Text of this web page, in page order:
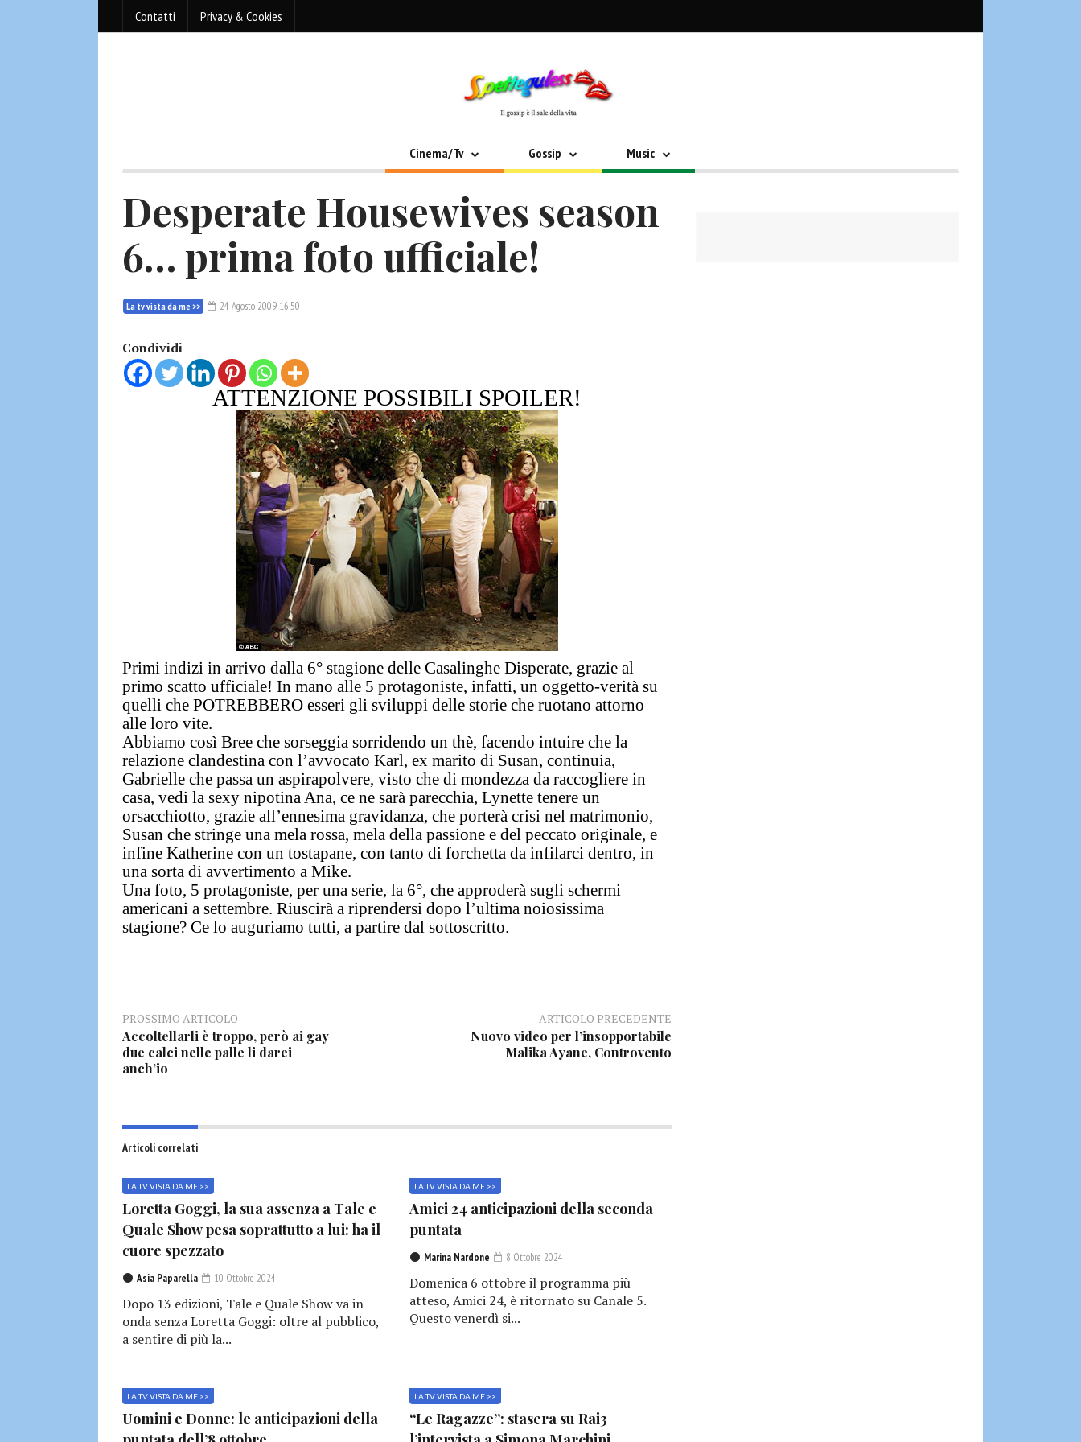
Contatti Privacy & Cookies
Cinema/Tv Gossip Music
Desperate Housewives season
6… prima foto ufficiale!
La tv vista da me >> 24 Agosto 2009 16:50
Condividi
ATTENZIONE POSSIBILI SPOILER!
Primi indizi in arrivo dalla 6° stagione delle Casalinghe Disperate, grazie al
primo scatto ufficiale! In mano alle 5 protagoniste, infatti, un oggetto-verità su
quelli che POTREBBERO esseri gli sviluppi delle storie che ruotano attorno
alle loro vite.
Abbiamo così Bree che sorseggia sorridendo un thè, facendo intuire che la
relazione clandestina con l’avvocato Karl, ex marito di Susan, continuia,
Gabrielle che passa un aspirapolvere, visto che di mondezza da raccogliere in
casa, vedi la sexy nipotina Ana, ce ne sarà parecchia, Lynette tenere un
orsacchiotto, grazie all’ennesima gravidanza, che porterà crisi nel matrimonio,
Susan che stringe una mela rossa, mela della passione e del peccato originale, e
infine Katherine con un tostapane, con tanto di forchetta da infilarci dentro, in
una sorta di avvertimento a Mike.
Una foto, 5 protagoniste, per una serie, la 6°, che approderà sugli schermi
americani a settembre. Riuscirà a riprendersi dopo l’ultima noiosissima
stagione? Ce lo auguriamo tutti, a partire dal sottoscritto.
PROSSIMO ARTICOLO
Accoltellarli è troppo, però ai gay
due calci nelle palle li darei
anch’io
ARTICOLO PRECEDENTE
Nuovo video per l’insopportabile
Malika Ayane, Controvento
Articoli correlati
LA TV VISTA DA ME >>
Loretta Goggi, la sua assenza a Tale e
Quale Show pesa soprattutto a lui: ha il
cuore spezzato
Asia Paparella 10 Ottobre 2024
Dopo 13 edizioni, Tale e Quale Show va in
onda senza Loretta Goggi: oltre al pubblico,
a sentire di più la...
LA TV VISTA DA ME >>
Amici 24 anticipazioni della seconda
puntata
Marina Nardone 8 Ottobre 2024
Domenica 6 ottobre il programma più
atteso, Amici 24, è ritornato su Canale 5.
Questo venerdì si...
LA TV VISTA DA ME >>
Uomini e Donne: le anticipazioni della
LA TV VISTA DA ME >>
“Le Ragazze”: stasera su Rai3